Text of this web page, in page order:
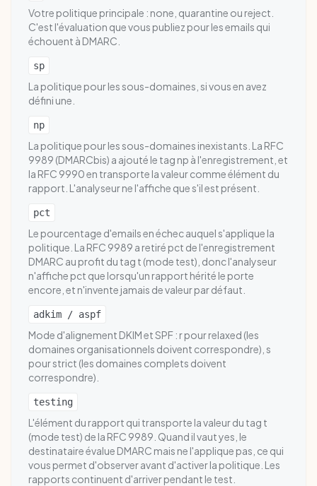
Votre politique principale : none, quarantine ou reject.
C'est l'évaluation que vous publiez pour les emails qui
échouent à DMARC.
sp
La politique pour les sous-domaines, si vous en avez
défini une.
np
La politique pour les sous-domaines inexistants. La RFC
9989 (DMARCbis) a ajouté le tag np à l'enregistrement, et
la RFC 9990 en transporte la valeur comme élément du
rapport. L'analyseur ne l'affiche que s'il est présent.
pct
Le pourcentage d'emails en échec auquel s'applique la
politique. La RFC 9989 a retiré pct de l'enregistrement
DMARC au profit du tag t (mode test), donc l'analyseur
n'affiche pct que lorsqu'un rapport hérité le porte
encore, et n'invente jamais de valeur par défaut.
adkim / aspf
Mode d'alignement DKIM et SPF : r pour relaxed (les
domaines organisationnels doivent correspondre), s
pour strict (les domaines complets doivent
correspondre).
testing
L'élément du rapport qui transporte la valeur du tag t
(mode test) de la RFC 9989. Quand il vaut yes, le
destinataire évalue DMARC mais ne l'applique pas, ce qui
vous permet d'observer avant d'activer la politique. Les
rapports continuent d'arriver pendant le test.